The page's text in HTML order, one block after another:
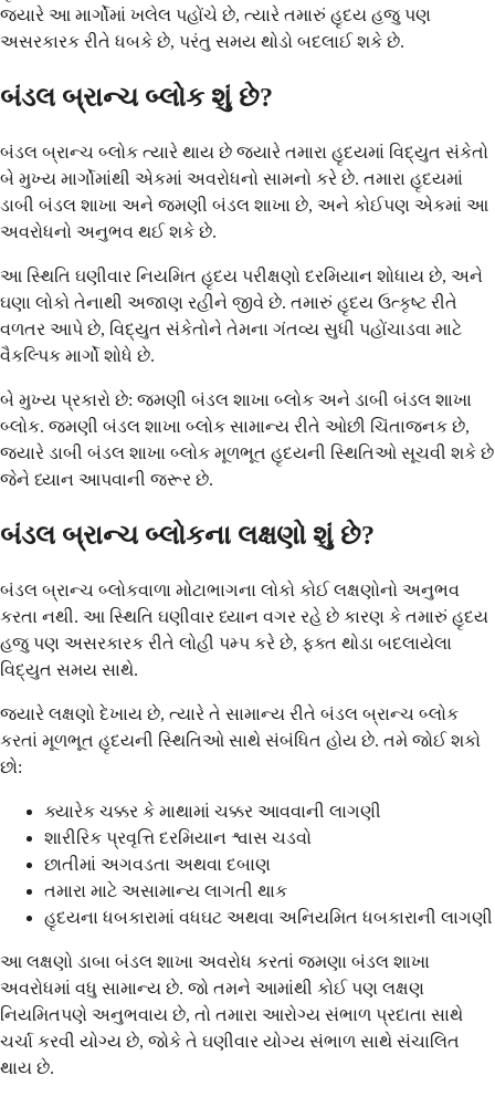
જ્યારે આ માર્ગોમાં ખલેલ પહોંચે છે, ત્યારે તમારું હૃદય હજુ પણ
અસરકારક રીતે ધબકે છે, પરંતુ સમય થોડો બદલાઈ શકે છે.
બંડલ બ્રાન્ચ બ્લોક શું છે?
બંડલ બ્રાન્ચ બ્લોક ત્યારે થાય છે જ્યારે તમારા હૃદયમાં વિદ્યુત સંકેતો
બે મુખ્ય માર્ગોમાંથી એકમાં અવરોધનો સામનો કરે છે. તમારા હૃદયમાં
ડાબી બંડલ શાખા અને જમણી બંડલ શાખા છે, અને કોઈપણ એકમાં આ
અવરોધનો અનુભવ થઈ શકે છે.
આ સ્થિતિ ઘણીવાર નિયમિત હૃદય પરીક્ષણો દરમિયાન શોધાય છે, અને
ઘણા લોકો તેનાથી અજાણ રહીને જીવે છે. તમારું હૃદય ઉત્કૃષ્ટ રીતે
વળતર આપે છે, વિદ્યુત સંકેતોને તેમના ગંતવ્ય સુધી પહોંચાડવા માટે
વૈકલ્પિક માર્ગો શોધે છે.
બે મુખ્ય પ્રકારો છે: જમણી બંડલ શાખા બ્લોક અને ડાબી બંડલ શાખા
બ્લોક. જમણી બંડલ શાખા બ્લોક સામાન્ય રીતે ઓછી ચિંતાજનક છે,
જ્યારે ડાબી બંડલ શાખા બ્લોક મૂળભૂત હૃદયની સ્થિતિઓ સૂચવી શકે છે
જેને ધ્યાન આપવાની જરૂર છે.
બંડલ બ્રાન્ચ બ્લોકના લક્ષણો શું છે?
બંડલ બ્રાન્ચ બ્લોકવાળા મોટાભાગના લોકો કોઈ લક્ષણોનો અનુભવ
કરતા નથી. આ સ્થિતિ ઘણીવાર ધ્યાન વગર રહે છે કારણ કે તમારું હૃદય
હજુ પણ અસરકારક રીતે લોહી પમ્પ કરે છે, ફક્ત થોડા બદલાયેલા
વિદ્યુત સમય સાથે.
જ્યારે લક્ષણો દેખાય છે, ત્યારે તે સામાન્ય રીતે બંડલ બ્રાન્ચ બ્લોક
કરતાં મૂળભૂત હૃદયની સ્થિતિઓ સાથે સંબંધિત હોય છે. તમે જોઈ શકો
છો:
ક્યારેક ચક્કર કે માથામાં ચક્કર આવવાની લાગણી
શારીરિક પ્રવૃત્તિ દરમિયાન શ્વાસ ચડવો
છાતીમાં અગવડતા અથવા દબાણ
તમારા માટે અસામાન્ય લાગતી થાક
હૃદયના ધબકારામાં વધઘટ અથવા અનિયમિત ધબકારાની લાગણી
આ લક્ષણો ડાબા બંડલ શાખા અવરોધ કરતાં જમણા બંડલ શાખા
અવરોધમાં વધુ સામાન્ય છે. જો તમને આમાંથી કોઈ પણ લક્ષણ
નિયમિતપણે અનુભવાય છે, તો તમારા આરોગ્ય સંભાળ પ્રદાતા સાથે
ચર્ચા કરવી યોગ્ય છે, જોકે તે ઘણીવાર યોગ્ય સંભાળ સાથે સંચાલિત
થાય છે.